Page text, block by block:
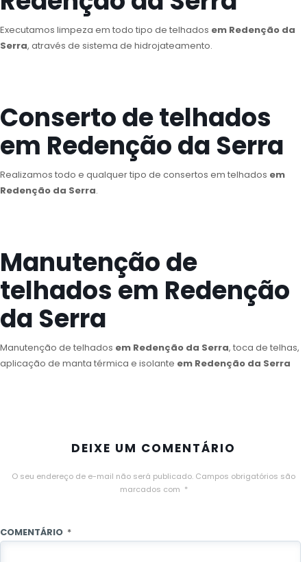
Executamos limpeza em todo tipo de telhados em Redenção da
Serra, através de sistema de hidrojateamento.
Conserto de telhados
em Redenção da Serra
Realizamos todo e qualquer tipo de consertos em telhados em
Redenção da Serra.
Manutenção de
telhados em Redenção
da Serra
Manutenção de telhados em Redenção da Serra, toca de telhas,
aplicação de manta térmica e isolante em Redenção da Serra
DEIXE UM COMENTÁRIO
O seu endereço de e-mail não será publicado. Campos obrigatórios são
marcados com *
COMENTÁRIO *